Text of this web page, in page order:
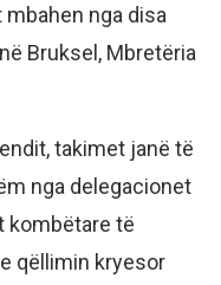
nga disa
Bruksel, Mbretëria
takimet janë të
nga delegacionet
kombëtare të
qëllimin kryesor